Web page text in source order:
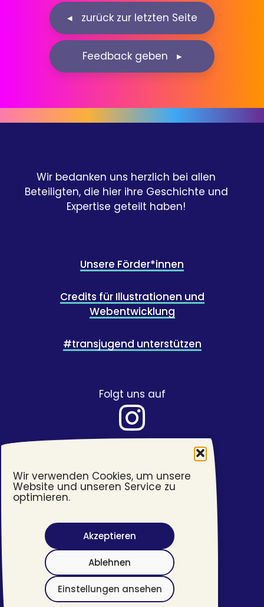
Wir verwenden Cookies, um unsere
Website und unseren Service zu
optimieren.
Akzeptieren
Ablehnen
Einstellungen ansehen
Feedback geben ▸
Wir bedanken uns herzlich bei allen
Beteiligten, die hier ihre Geschichte und
Expertise geteilt haben!
Unsere Förder*innen
Credits für Illustrationen und
Webentwicklung
#transjugend unterstützen
Folgt uns auf
Barrierefreiheit
Impressum
Datenschutzerklärung